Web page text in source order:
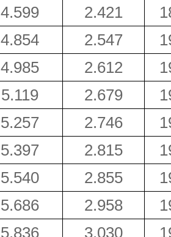
4.599 2.421
4.854 2.547
4.985 2.612
5.119 2.679
5.257 2.746
5.397 2.815
5.540 2.855
5.686 2.958
5.836 3.030